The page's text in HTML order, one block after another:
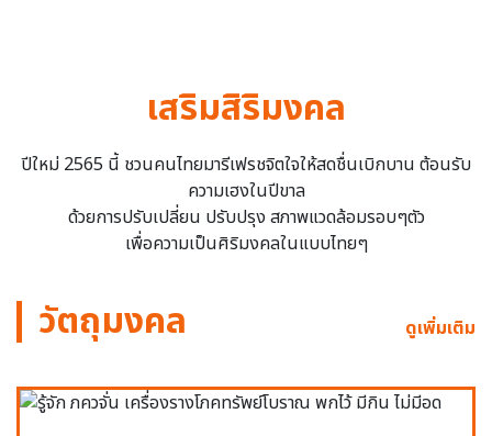
เสริมสิริมงคล
ปีใหม่ 2565 นี้ ชวนคนไทยมารีเฟรชจิตใจให้สดชื่นเบิกบาน ต้อนรับ
ความเฮงในปีขาล
ด้วยการปรับเปลี่ยน ปรับปรุง สภาพแวดล้อมรอบๆตัว
เพื่อความเป็นศิริมงคลในแบบไทยๆ
วัตถุมงคล ดูเพิ่มเติม